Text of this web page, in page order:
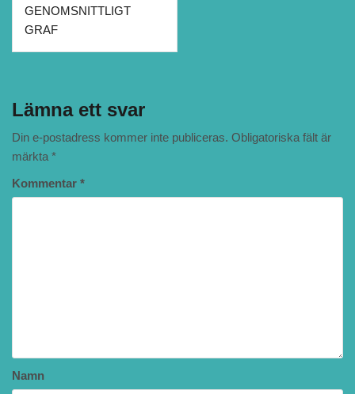
GENOMSNITTLIGT
GRAF
Lämna ett svar
Din e-postadress kommer inte publiceras. Obligatoriska fält är
märkta*
Kommentar *
Namn